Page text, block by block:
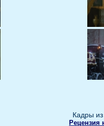
Кадры
Рецензия